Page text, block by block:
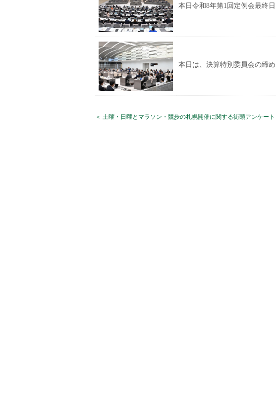
本日令和8年第1回定例会最終
本日は、決算特別委員会の締
＜ 土曜・日曜とマラソン・競歩の札幌開催に関する街頭アンケート